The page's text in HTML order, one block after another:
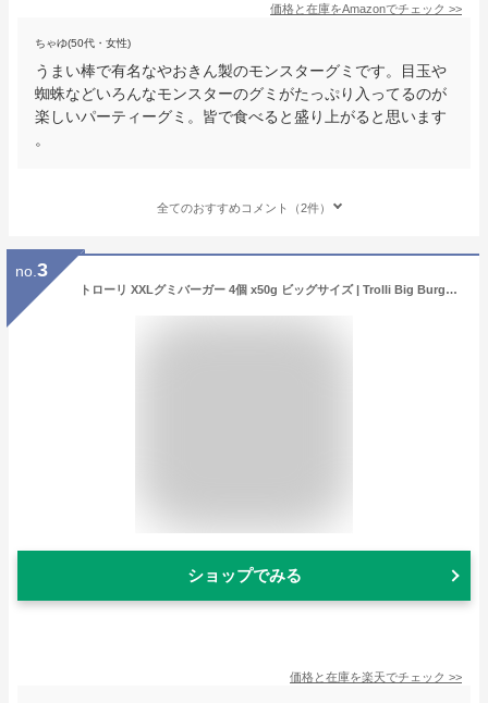
価格と在庫をAmazonでチェック >>
ちゃゆ(50代・女性)
うまい棒で有名なやおきん製のモンスターグミです。目玉や
蜘蛛などいろんなモンスターのグミがたっぷり入ってるのが
楽しいパーティーグミ。皆で食べると盛り上がると思います
。
全てのおすすめコメント（2件）
no. 3
トローリ XXLグミバーガー 4個 x50g ビッグサイズ | Trolli Big Burger gummi ハンバーガーグミ
ショップでみる
価格と在庫を楽天でチェック >>